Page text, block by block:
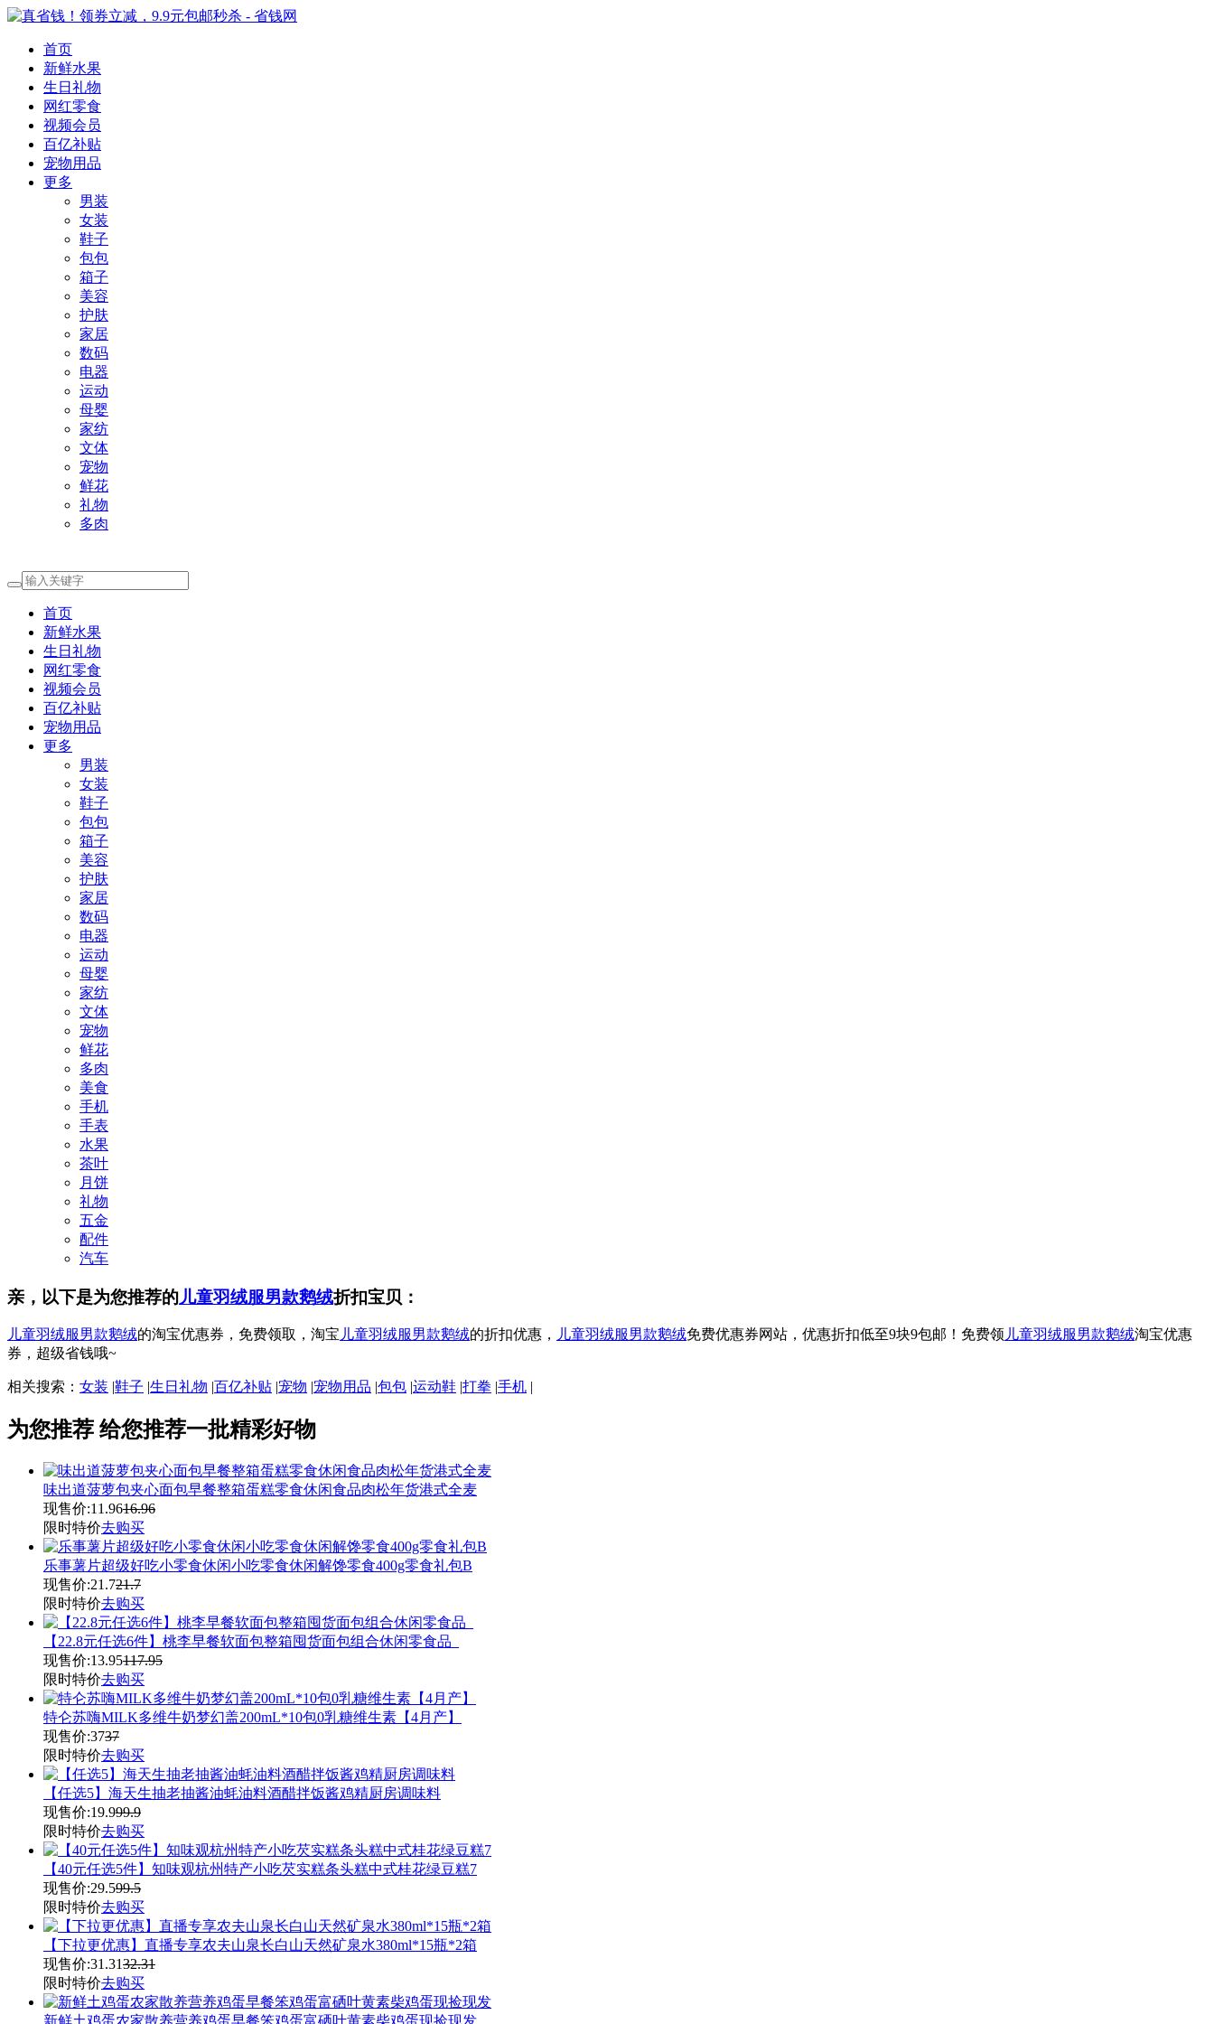
首页
新鲜水果
生日礼物
网红零食
视频会员
百亿补贴
宠物用品
更多
男装
女装
鞋子
包包
箱子
美容
护肤
家居
数码
电器
运动
母婴
家纺
文体
宠物
鲜花
礼物
多肉
首页
新鲜水果
生日礼物
网红零食
视频会员
百亿补贴
宠物用品
更多
男装
女装
鞋子
包包
箱子
美容
护肤
家居
数码
电器
运动
母婴
家纺
文体
宠物
鲜花
多肉
美食
手机
手表
水果
茶叶
月饼
礼物
五金
配件
汽车
亲，以下是为您推荐的儿童羽绒服男款鹅绒折扣宝贝：
儿童羽绒服男款鹅绒的淘宝优惠券，免费领取，淘宝 儿童羽绒服男款鹅绒的折扣优惠， 儿童羽绒服男款鹅绒免费优惠券网站，优惠折扣低至9块9包邮！免费领 儿童羽绒服男款鹅绒淘宝优惠
券，超级省钱哦~
相关搜索： 女装 |鞋子 |生日礼物 |百亿补贴 |宠物 |宠物用品 |包包 |运动鞋 |打拳 |手机 |
为您推荐 给您推荐一批精彩好物
味出道菠萝包夹心面包早餐整箱蛋糕零食休闲食品肉松年货港式全麦
现售价:11.9616.96
限时特价去购买
乐事薯片超级好吃小零食休闲小吃零食休闲解馋零食400g零食礼包B
现售价:21.721.7
限时特价去购买
【22.8元任选6件】桃李早餐软面包整箱囤货面包组合休闲零食品_
现售价:13.95117.95
限时特价去购买
特仑苏嗨MILK多维牛奶梦幻盖200mL*10包0乳糖维生素【4月产】
现售价:3737
限时特价去购买
【任选5】海天生抽老抽酱油蚝油料酒醋拌饭酱鸡精厨房调味料
现售价:19.999.9
限时特价去购买
【40元任选5件】知味观杭州特产小吃芡实糕条头糕中式桂花绿豆糕7
现售价:29.599.5
限时特价去购买
【下拉更优惠】直播专享农夫山泉长白山天然矿泉水380ml*15瓶*2箱
现售价:31.3132.31
限时特价去购买